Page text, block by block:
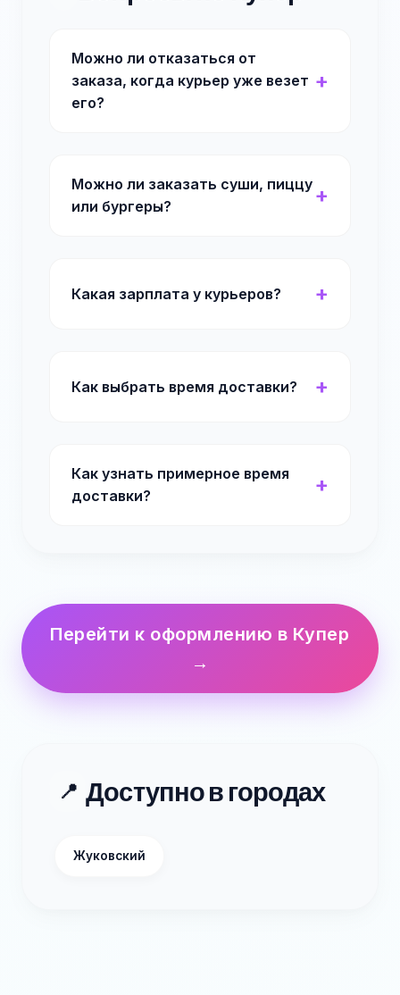
Можно ли отказаться от
заказа, когда курьер уже везет
его?
Можно ли заказать суши, пиццу
или бургеры?
Какая зарплата у курьеров?
Как выбрать время доставки?
Как узнать примерное время
доставки?
Перейти к оформлению в Купер
→
📍 Доступно в городах
Жуковский